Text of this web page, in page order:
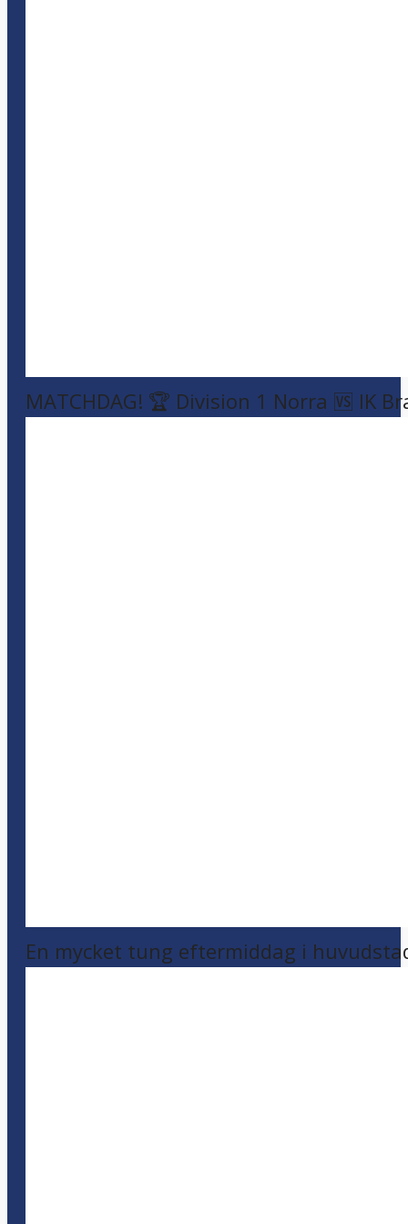
MATCHDAG! 🏆 Division 1 Norra 🆚 IK
En mycket tung eftermiddag i